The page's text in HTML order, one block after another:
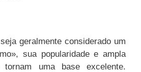
geralmente considerado um
sua popularidade e ampla
tornam uma base excelente.